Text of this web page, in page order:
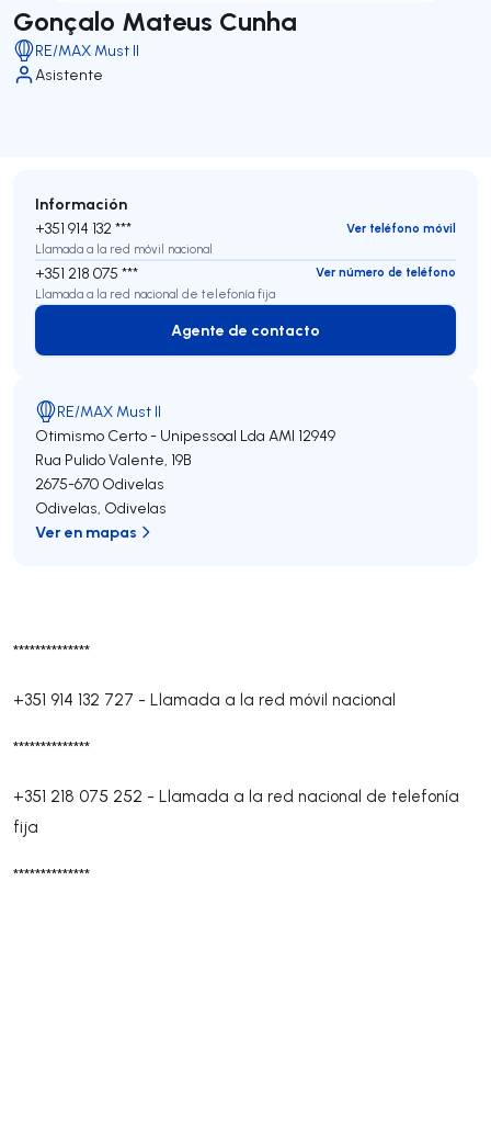
Gonçalo Mateus Cunha
RE/MAX Must II
Asistente
**************
+351 914 132 727 - Llamada a la red móvil nacional
**************
+351 218 075 252 - Llamada a la red nacional de telefonía
fija
**************
Información
+351 914 132 ***
Ver teléfono móvil
Llamada a la red móvil nacional
+351 218 075 ***
Ver número de teléfono
Llamada a la red nacional de telefonía fija
Agente de contacto
Agente de contacto
RE/MAX Must II
Otimismo Certo - Unipessoal Lda AMI 12949
Rua Pulido Valente, 19B
2675-670 Odivelas
Odivelas, Odivelas
Ver en mapas